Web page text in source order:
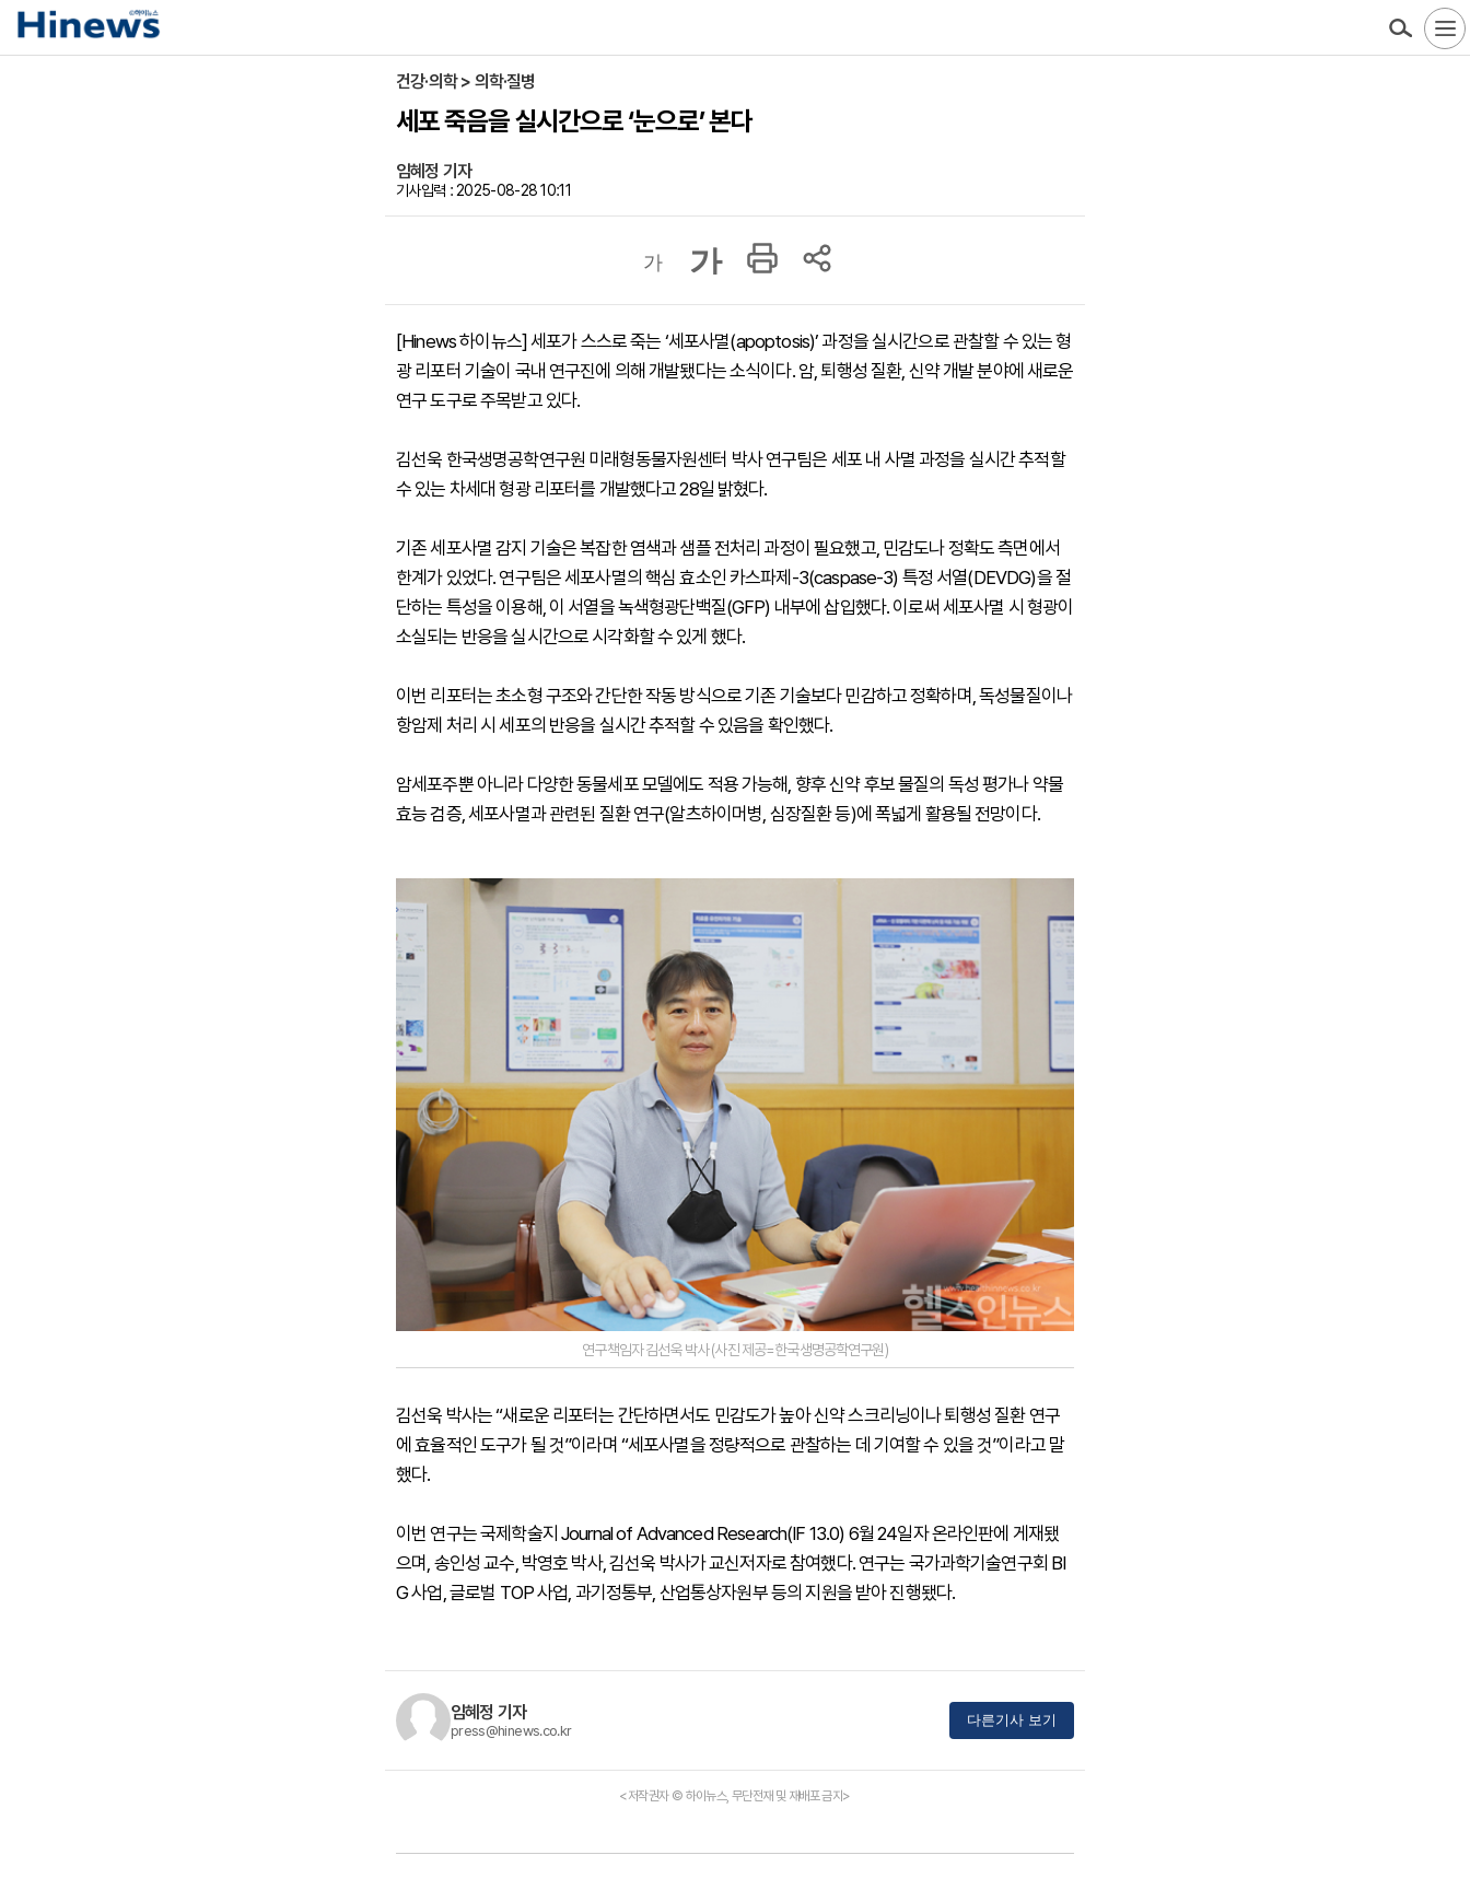
건강·의학 > 의학·질병
세포 죽음을 실시간으로 ‘눈으로’ 본다
임혜정 기자
기사입력 : 2025-08-28 10:11
가 가
[Hinews 하이뉴스] 세포가 스스로 죽는 ‘세포사멸(apoptosis)’ 과정을 실시간으로 관찰할 수 있는 형
광 리포터 기술이 국내 연구진에 의해 개발됐다는 소식이다. 암, 퇴행성 질환, 신약 개발 분야에 새로운
연구 도구로 주목받고 있다.
김선욱 한국생명공학연구원 미래형동물자원센터 박사 연구팀은 세포 내 사멸 과정을 실시간 추적할
수 있는 차세대 형광 리포터를 개발했다고 28일 밝혔다.
기존 세포사멸 감지 기술은 복잡한 염색과 샘플 전처리 과정이 필요했고, 민감도나 정확도 측면에서
한계가 있었다. 연구팀은 세포사멸의 핵심 효소인 카스파제-3(caspase-3) 특정 서열(DEVDG)을 절
단하는 특성을 이용해, 이 서열을 녹색형광단백질(GFP) 내부에 삽입했다. 이로써 세포사멸 시 형광이
소실되는 반응을 실시간으로 시각화할 수 있게 했다.
이번 리포터는 초소형 구조와 간단한 작동 방식으로 기존 기술보다 민감하고 정확하며, 독성물질이나
항암제 처리 시 세포의 반응을 실시간 추적할 수 있음을 확인했다.
암세포주뿐 아니라 다양한 동물세포 모델에도 적용 가능해, 향후 신약 후보 물질의 독성 평가나 약물
효능 검증, 세포사멸과 관련된 질환 연구(알츠하이머병, 심장질환 등)에 폭넓게 활용될 전망이다.
연구책임자 김선욱 박사 (사진 제공=한국생명공학연구원)
김선욱 박사는 “새로운 리포터는 간단하면서도 민감도가 높아 신약 스크리닝이나 퇴행성 질환 연구
에 효율적인 도구가 될 것”이라며 “세포사멸을 정량적으로 관찰하는 데 기여할 수 있을 것”이라고 말
했다.
이번 연구는 국제학술지 Journal of Advanced Research(IF 13.0) 6월 24일자 온라인판에 게재됐
으며, 송인성 교수, 박영호 박사, 김선욱 박사가 교신저자로 참여했다. 연구는 국가과학기술연구회 BI
G 사업, 글로벌 TOP 사업, 과기정통부, 산업통상자원부 등의 지원을 받아 진행됐다.
임혜정 기자
press@hinews.co.kr
다른기사 보기
<저작권자 © 하이뉴스, 무단전재 및 재배포 금지>